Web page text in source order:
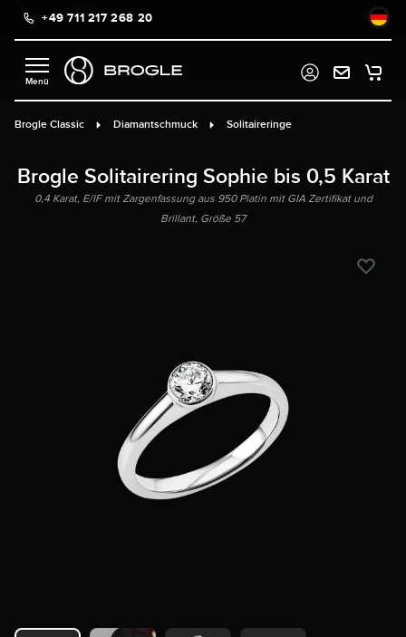
springen
+49 711 217 268 20
Brogle Classic Diamantschmuck Solitaireringe
Brogle Solitairering Sophie bis 0,5 Karat
0,4 Karat, E/IF mit Zargenfassung aus 950 Platin mit GIA Zertifikat und
Brillant, Größe 57